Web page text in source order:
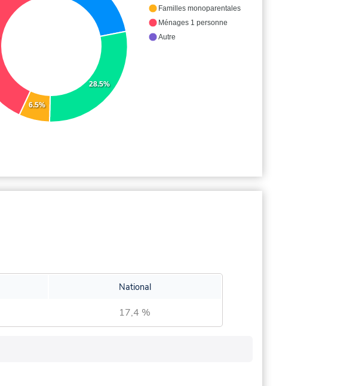
28.5%
6.5%
Familles monoparentales
Ménages 1 personne
Autre
National
17,4 %